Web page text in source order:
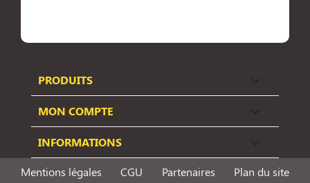
PRODUITS
MON COMPTE
INFORMATIONS
Mentions légales CGU Partenaires Plan du site